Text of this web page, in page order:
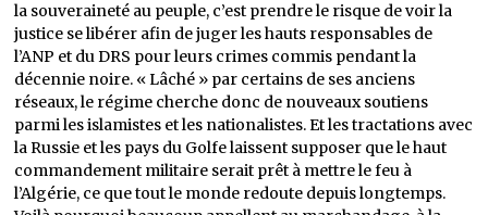
la souveraineté au peuple, c’est prendre le risque de voir la
justice se libérer afin de juger les hauts responsables de
l’ANP et du DRS pour leurs crimes commis pendant la
décennie noire. « Lâché » par certains de ses anciens
réseaux, le régime cherche donc de nouveaux soutiens
parmi les islamistes et les nationalistes. Et les tractations avec
la Russie et les pays du Golfe laissent supposer que le haut
commandement militaire serait prêt à mettre le feu à
l’Algérie, ce que tout le monde redoute depuis longtemps.